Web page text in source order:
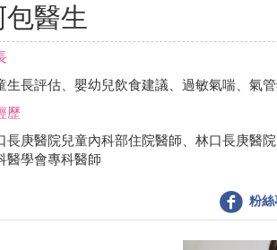
包醫生
生長評估、嬰幼兒飲食建議、過敏氣喘、氣
歷
長庚醫院兒童內科部住院醫師、林口長庚醫
醫學會專科醫師
粉絲